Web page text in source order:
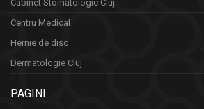
Cabinet Stomatologic Cluj
Centru Medical
Hernie de disc
Dermatologie Cluj
PAGINI